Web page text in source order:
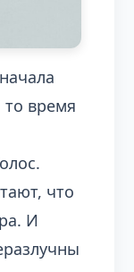
то время
что
И